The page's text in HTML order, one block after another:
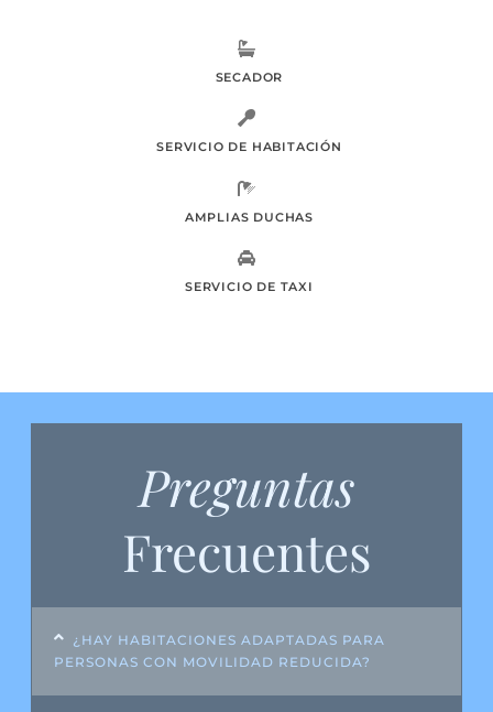
SECADOR
SERVICIO DE HABITACIÓN
AMPLIAS DUCHAS
SERVICIO DE TAXI
Preguntas
Frecuentes
¿HAY HABITACIONES ADAPTADAS PARA
PERSONAS CON MOVILIDAD REDUCIDA?